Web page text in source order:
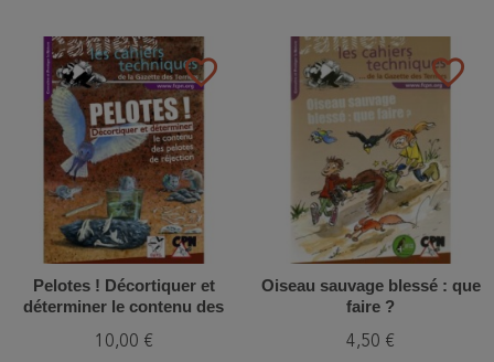
favorite_border
Pelotes ! Décortiquer et
déterminer le contenu des
10,00 €
favorite_border
Oiseau sauvage blessé : que
faire ?
4,50 €